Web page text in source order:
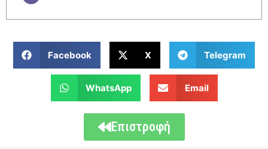
Facebook X Telegram
WhatsApp Email
Επιστροφή